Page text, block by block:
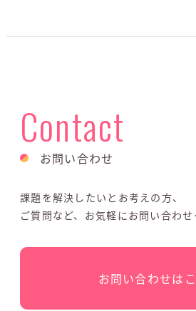
Contact
お問い合わせ
課題を解決したいとお考えの方、
ご質問など、お気軽にお問い合わせ
お問い合わせは